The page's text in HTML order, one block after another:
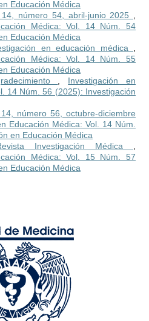
Educación Médica
14, número 54, abril-junio 2025 ,
Médica: Vol. 14 Núm. 54
Educación Médica
en educación médica ,
Médica: Vol. 14 Núm. 55
Educación Médica
, Investigación en
14 Núm. 56 (2025): Investigación
número 56, octubre-diciembre
Educación Médica: Vol. 14 Núm.
en Educación Médica
Investigación Médica ,
Médica: Vol. 15 Núm. 57
Educación Médica